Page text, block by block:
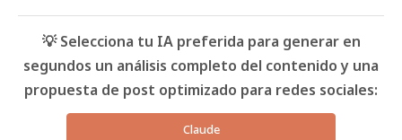
💡 Selecciona tu IA preferida para generar en
segundos un análisis completo del contenido y una
propuesta de post optimizado para redes sociales:
Claude